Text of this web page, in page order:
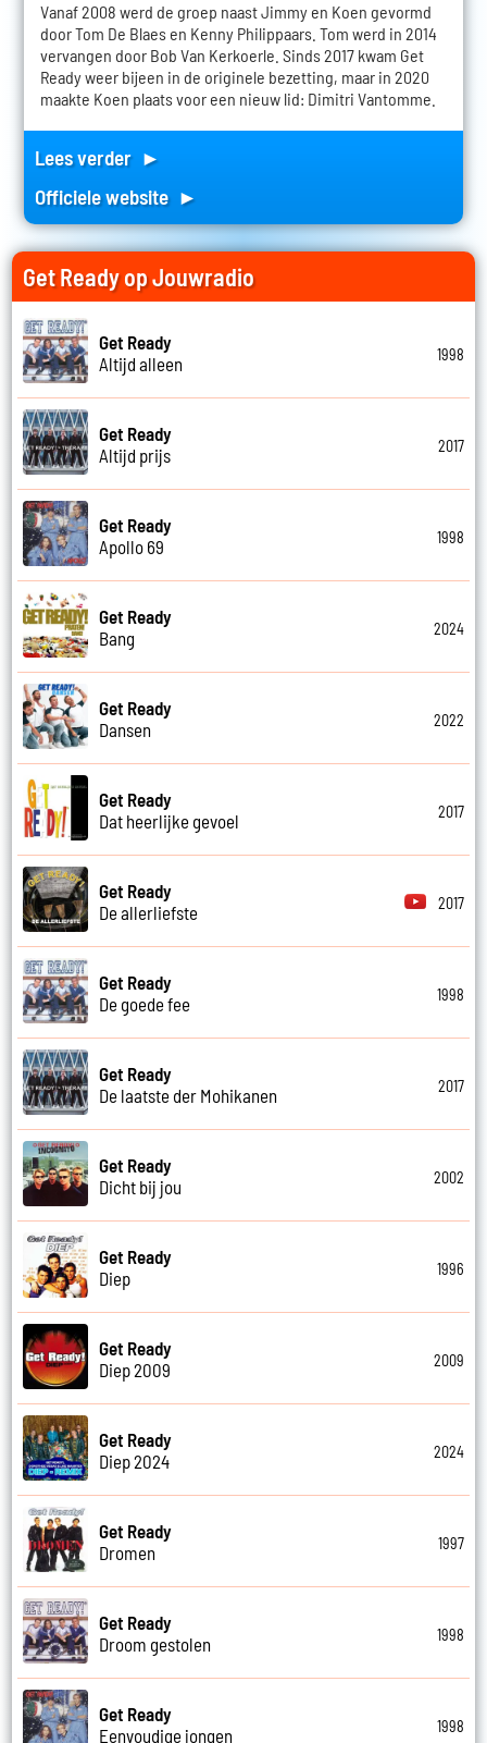
Vanaf 2008 werd de groep naast Jimmy en Koen gevormd
door Tom De Blaes en Kenny Philippaars. Tom werd in 2014
vervangen door Bob Van Kerkoerle. Sinds 2017 kwam Get
Ready weer bijeen in de originele bezetting, maar in 2020
maakte Koen plaats voor een nieuw lid: Dimitri Vantomme.
Lees verder ►
Officiele website ►
Get Ready op Jouwradio
Get Ready
Altijd alleen
1998
Get Ready
Altijd prijs
2017
Get Ready
Apollo 69
1998
Get Ready
Bang
2024
Get Ready
Dansen
2022
Get Ready
Dat heerlijke gevoel
2017
Get Ready
De allerliefste
2017
Get Ready
De goede fee
1998
Get Ready
De laatste der Mohikanen
2017
Get Ready
Dicht bij jou
2002
Get Ready
Diep
1996
Get Ready
Diep 2009
2009
Get Ready
Diep 2024
2024
Get Ready
Dromen
1997
Get Ready
Droom gestolen
1998
Get Ready
Eenvoudige jongen
1998